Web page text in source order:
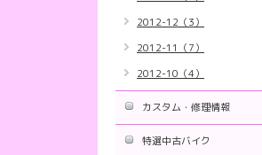
2012-12（3）
2012-11（7）
2012-10（4）
カスタム・修理情報
特選中古バイク